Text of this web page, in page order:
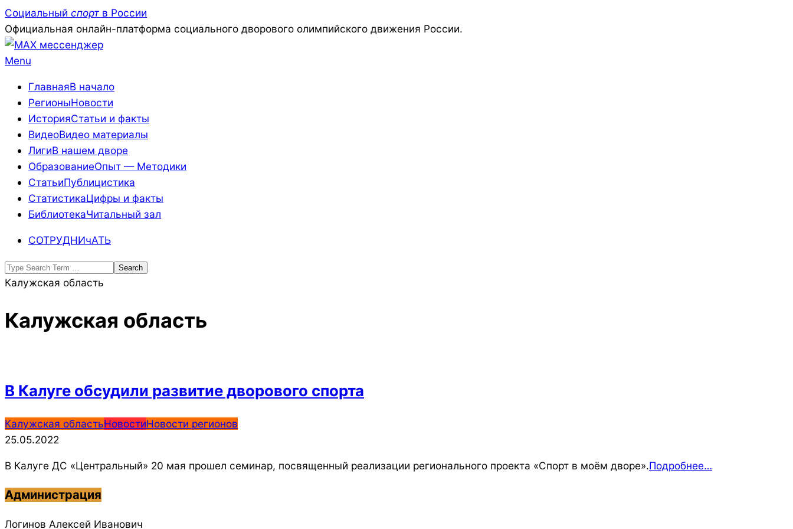
Skip
to
content
Социальный спорт в России
Официальная онлайн-платформа социального дворового олимпийского движения России.
Primary
Menu
Menu
ГлавнаяВ начало
РегионыНовости
ИсторияСтатьи и факты
ВидеоВидео материалы
ЛигиВ нашем дворе
ОбразованиеОпыт — Методики
СтатьиПублицистика
СтатистикаЦифры и факты
БиблиотекаЧитальный зал
СОТРУДНИчАТЬ
Search
Калужская область
Калужская область
В Калуге обсудили развитие дворового спорта
2022-
05-
Калужская областьНовостиНовости регионов
25.05.2022
В Калуге ДС «Центральный» 20 мая прошел семинар, посвященный реализации регионального проекта «Спорт в моём дворе».Подробнее…
Администрация
Логинов Алексей Иванович